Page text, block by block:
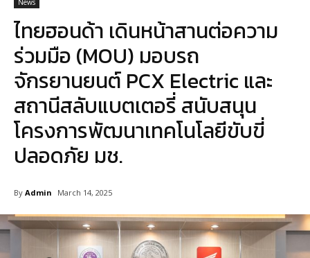
News
ไทยฮอนด้า เดินหน้าสานต่อความ
ร่วมมือ (MOU) มอบรถ
จักรยานยนต์ PCX Electric และ
สถานีสลับแบตเตอรี่ สนับสนุน
โครงการพัฒนาเทคโนโลยีขับขี่
ปลอดภัย มช.
By Admin March 14, 2025